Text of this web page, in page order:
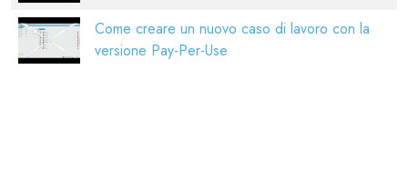
Come creare un nuovo caso di lavoro con la
versione Pay-Per-Use